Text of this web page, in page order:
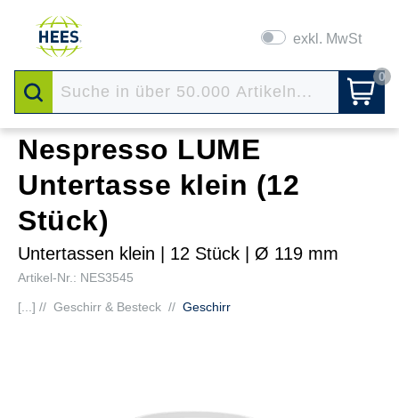
exkl. MwSt
0
Nespresso LUME
Untertasse klein (12
Stück)
Untertassen klein | 12 Stück | Ø 119 mm
Artikel-Nr.: NES3545
[...] // Geschirr & Besteck // Geschirr